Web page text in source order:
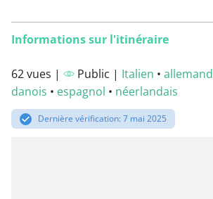
Informations sur l'itinéraire
62 vues | Public | Italien • allemand
danois • espagnol • néerlandais
Dernière vérification: 7 mai 2025